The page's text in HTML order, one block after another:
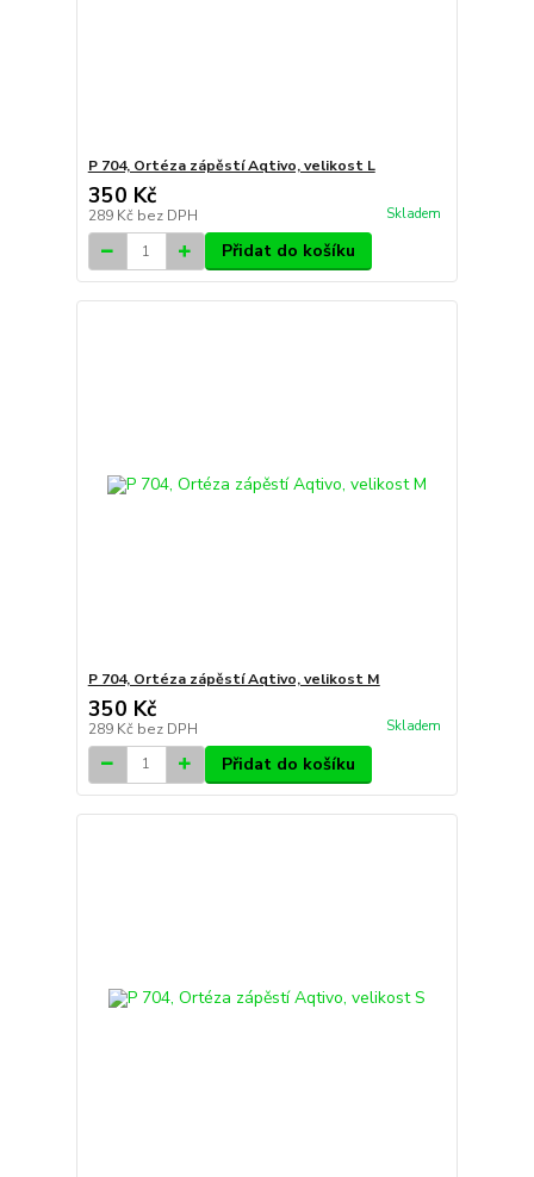
P 704, Ortéza zápěstí Aqtivo, velikost L
350 Kč
289 Kč bez DPH Skladem
Přidat do košíku
P 704, Ortéza zápěstí Aqtivo, velikost M
350 Kč
289 Kč bez DPH Skladem
Přidat do košíku